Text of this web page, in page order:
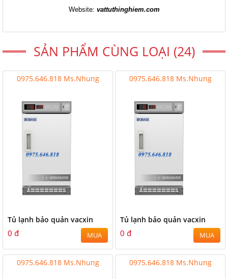
Website: vattuthinghiem.com
SẢN PHẨM CÙNG LOẠI (24)
0975.646.818 Ms.Nhung
Tủ lạnh bảo quản vacxin
0 đ MUA
0975.646.818 Ms.Nhung
Tủ lạnh bảo quản vacxin
0 đ MUA
0975.646.818 Ms.Nhung 0975.646.818 Ms.Nhung